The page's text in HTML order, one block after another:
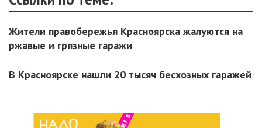
Жители правобережья Красноярска жалуются на
ржавые и грязные гаражи
В Красноярске нашли 20 тысяч бесхозных гаражей